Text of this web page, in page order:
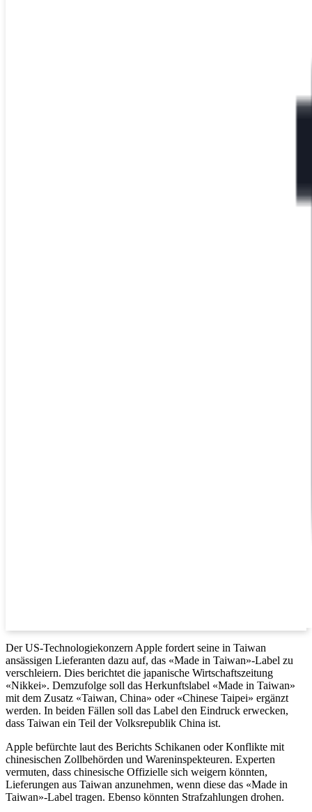
Der US-Technologiekonzern Apple fordert seine in Taiwan
ansässigen Lieferanten dazu auf, das «Made in Taiwan»-Label zu
verschleiern. Dies berichtet die japanische Wirtschaftszeitung
«Nikkei». Demzufolge soll das Herkunftslabel «Made in Taiwan»
mit dem Zusatz «Taiwan, China» oder «Chinese Taipei» ergänzt
werden. In beiden Fällen soll das Label den Eindruck erwecken,
dass Taiwan ein Teil der Volksrepublik China ist.
Apple befürchte laut des Berichts Schikanen oder Konflikte mit
chinesischen Zollbehörden und Wareninspekteuren. Experten
vermuten, dass chinesische Offizielle sich weigern könnten,
Lieferungen aus Taiwan anzunehmen, wenn diese das «Made in
Taiwan»-Label tragen. Ebenso könnten Strafzahlungen drohen.